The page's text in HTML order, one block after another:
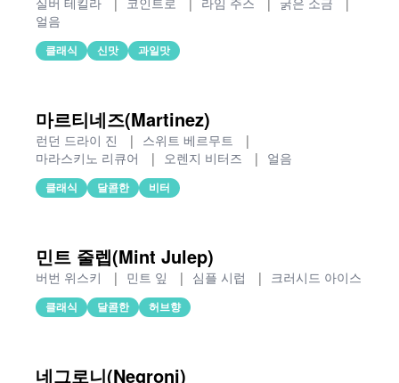
얼음
클래식 신맛 과일맛
마르티네즈(Martinez)
런던 드라이 진 | 스위트 베르무트
|
마라스키노 리큐어
| 오렌지 비터즈 | 얼음
클래식 달콤한 비터
민트 줄렙(Mint Julep)
버번 위스키 | 민트 잎 | 심플 시럽 | 크러시드 아이스
클래식 달콤한 허브향
네그로니(Negroni)